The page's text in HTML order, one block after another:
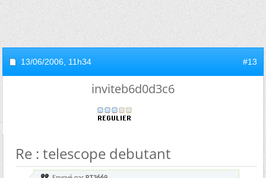
13/06/2006, 11h34 #13
inviteb6d0d3c6
Re : telescope debutant